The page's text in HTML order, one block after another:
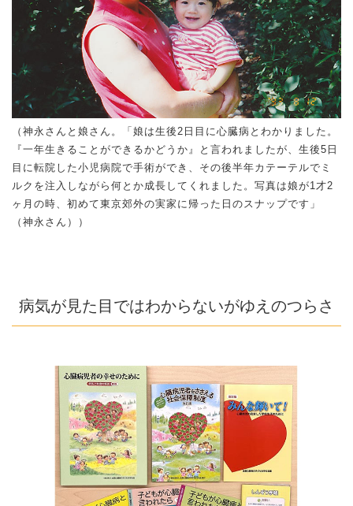
（神永さんと娘さん。「娘は生後2日目に心臓病とわかりました。
『一年生きることができるかどうか』と言われましたが、生後5日
目に転院した小児病院で手術ができ、その後半年カテーテルでミ
ルクを注入しながら何とか成長してくれました。写真は娘が1才2
ヶ月の時、初めて東京郊外の実家に帰った日のスナップです」
（神永さん））
病気が見た目ではわからないがゆえのつらさ